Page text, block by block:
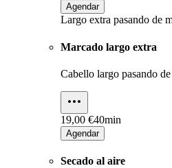
Agendar
Largo extra pasando de
Marcado largo extra
Cabello largo pasando
19,00 €40min
Agendar
Secado al aire